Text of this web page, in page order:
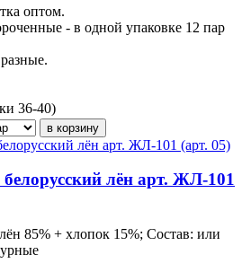
оптом.
- в одной упаковке 12 пар
36-40)
лён арт. ЖЛ-101
85% + хлопок 15%; Состав: или